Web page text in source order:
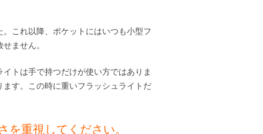
これ以降、ポケットにはいつも小型フ
ません。
トは手で持つだけが使い方ではありま
す。この時に重いフラッシュライトだ
を重視してください。